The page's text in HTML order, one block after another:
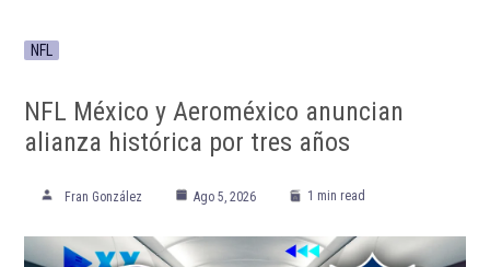
NFL
NFL México y Aeroméxico anuncian
alianza histórica por tres años
Fran González Ago 5, 2026 1 min read